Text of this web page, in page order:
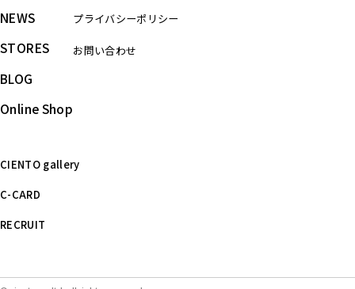
NEWS
STORES
BLOG
Online Shop
プライバシーポリシー
お問い合わせ
CIENTO gallery
C-CARD
RECRUIT